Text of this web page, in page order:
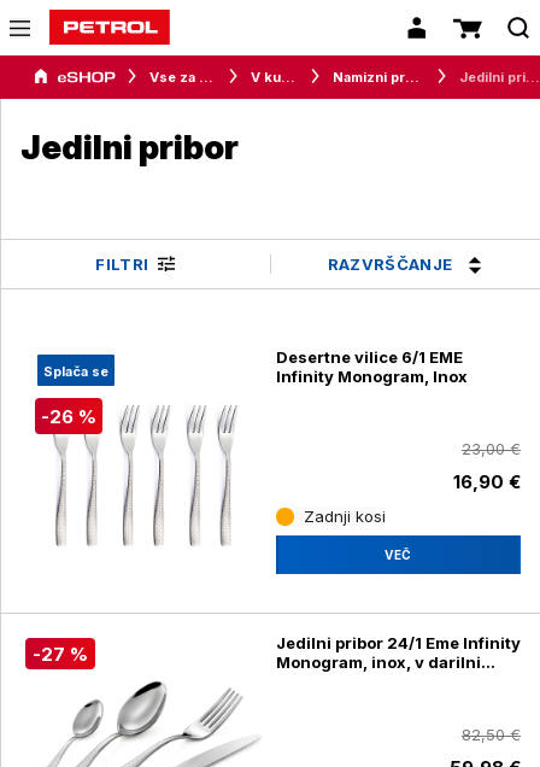
Vse za dom V kuhinji Namizni program Jedilni pribor
Jedilni pribor
FILTRI RAZVRŠČANJE
Splača se
-26 %
Desertne vilice 6/1 EME
Infinity Monogram, Inox
23,00 €
16,90 €
Zadnji kosi
VEČ
-27 %
Jedilni pribor 24/1 Eme Infinity
Monogram, inox, v darilni
82,50 €